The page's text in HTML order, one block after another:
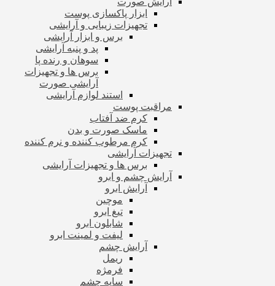
ابزار پاکسازی پوست
تجهیزات زیبایی و آرایشی
برس و ابزار آرایشی
پد و پنبه آرایشی
سوهان و رنده پا
برس ها و تجهیزات
آرایشی صورت
استند لوازم آرایشی
مراقبت پوست
کرم ضد آفتاب
ماسک صورت و بدن
کرم مرطوب کننده و نرم کننده
تجهیزات آرایشی
برس ها و تجهیزات آرایشی
آرایش چشم و ابرو
آرایش ابرو
موچین
تیغ ابرو
شابلون ابرو
لیفت و لمینت ابرو
آرایش چشم
ریمل
فرمژه
سایه چشم